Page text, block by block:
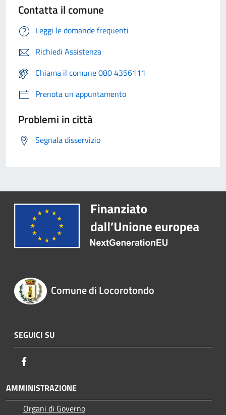
Contatta il comune
Leggi le domande frequenti
Richiedi Assistenza
Chiama il comune 080 4356111
Prenota un appuntamento
Problemi in città
Segnala disservizio
Comune di Locorotondo
SEGUICI SU
AMMINISTRAZIONE
Organi di Governo